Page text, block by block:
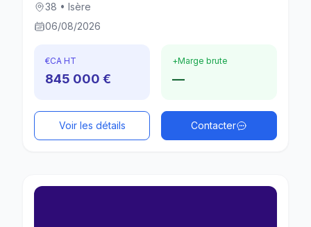
38 • Isère
06/08/2026
€CA HT
845 000 €
+Marge brute
—
Voir les détails Contacter